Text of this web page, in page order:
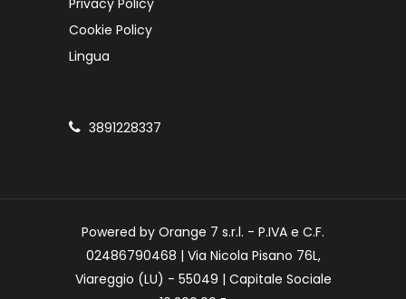
Privacy Policy
Cookie Policy
Lingua
3891228337
Powered by Orange 7 s.r.l. - P.IVA e C.F.
02486790468 | Via Nicola Pisano 76L,
Viareggio (LU) - 55049 | Capitale Sociale